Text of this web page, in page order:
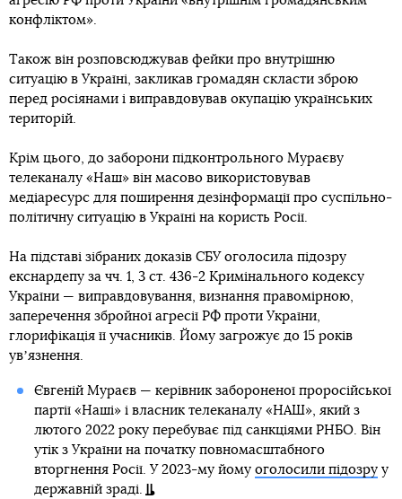
конфліктом».
Також він розповсюджував фейки про внутрішню
ситуацію в Україні, закликав громадян скласти зброю
перед росіянами і виправдовував окупацію українських
територій.
Крім цього, до заборони підконтрольного Мураєву
телеканалу «Наш» він масово використовував
медіаресурс для поширення дезінформації про суспільно-
політичну ситуацію в Україні на користь Росії.
На підставі зібраних доказів СБУ оголосила підозру
екснардепу за чч. 1, 3 ст. 436-2 Кримінального кодексу
України — виправдовування, визнання правомірною,
заперечення збройної агресії РФ проти України,
глорифікація її учасників. Йому загрожує до 15 років
увʼязнення.
Євгеній Мураєв — керівник забороненої проросійської
партії «Наші» і власник телеканалу «НАШ», який з
лютого 2022 року перебуває під санкціями РНБО. Він
утік з України на початку повномасштабного
вторгнення Росії. У 2023-му йому оголосили підозруу
державній зраді.